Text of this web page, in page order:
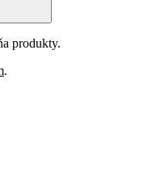
produkty.
.